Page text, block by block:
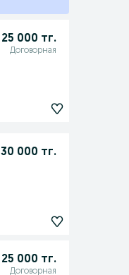
25 000 тг.
Договорная
30 000 тг.
25 000 тг.
Договорная